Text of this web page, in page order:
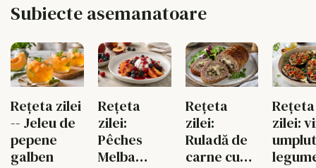
Subiecte asemanatoare
Rețeta zilei
-- Jeleu de
pepene
galben
Rețeta
zilei:
Pêches
Melba
Rețeta
zilei:
Ruladă de
carne cu
Rețeta
zilei: